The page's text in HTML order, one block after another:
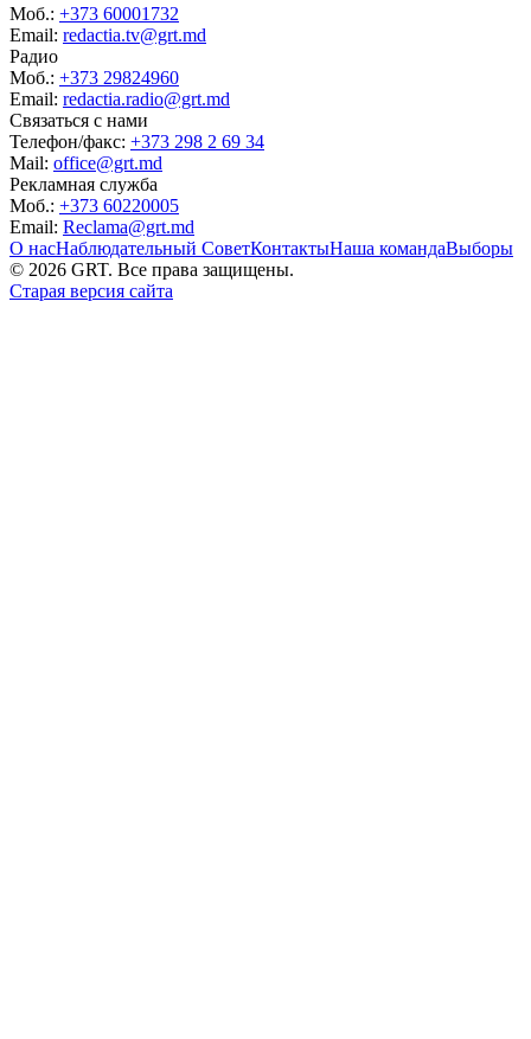
Моб.: +373 60001732
Email: redactia.tv@grt.md
Радио
Моб.: +373 29824960
Email: redactia.radio@grt.md
Связаться с нами
Телефон/факс: +373 298 2 69 34
Mail: office@grt.md
Рекламная служба
Моб.: +373 60220005
Email: Reclama@grt.md
О насНаблюдательный СоветКонтактыНаша командаВыборы
© 2026 GRT. Все права защищены.
Старая версия сайта